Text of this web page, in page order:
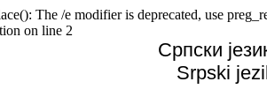
The /e modifier is deprecated, use
on line 2
Српски
Srpski